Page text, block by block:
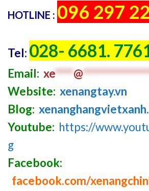
HOTLINE : 096 297
Tel: 028- 6681.
Email: xe****@
Website: xenangtay.vn
Blog:
Youtube: https://
g
Facebook:
facebook.com/